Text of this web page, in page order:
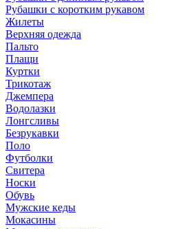
Рубашки с коротким рукавом
Жилеты
Верхняя одежда
Пальто
Плащи
Куртки
Трикотаж
Джемпера
Водолазки
Лонгсливы
Безрукавки
Поло
Футболки
Свитера
Носки
Обувь
Мужские кеды
Мокасины